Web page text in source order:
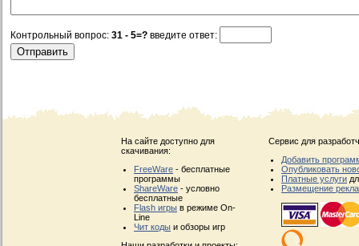
Контрольный вопрос: 31 - 5=? введите ответ:
На сайте доступно для
скачивания:
FreeWare - бесплатные
программы
ShareWare - условно
бесплатные
Flash игры в режиме On-
Line
Чит коды и обзоры игр
Сервис для
Добавить
Опубликовать
Платные услуги
Размещение